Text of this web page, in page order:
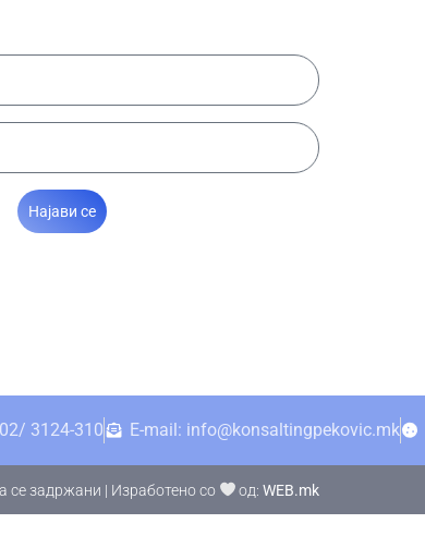
Најави се
3124-310 E-mail: info@konsaltingpekovic.mk
се задржани | Изработено со од:WEB.mk